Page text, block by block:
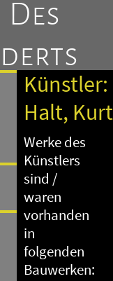
Künstler:
Halt, Kurt
Werke des
Künstlers
sind /
waren
vorhanden
in
folgenden
Bauwerken: